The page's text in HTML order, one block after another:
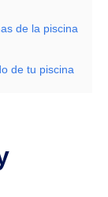
de la piscina
de tu piscina